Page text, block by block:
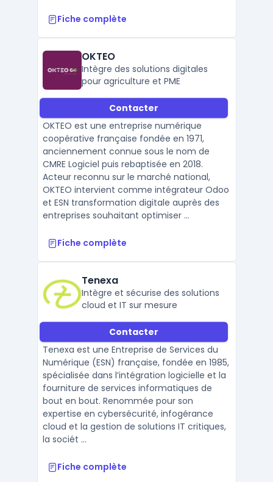
Fiche complète
OKTEO
Intègre des solutions digitales
pour agriculture et PME
Contacter
OKTEO est une entreprise numérique
coopérative française fondée en 1971,
anciennement connue sous le nom de
CMRE Logiciel puis rebaptisée en 2018.
Acteur reconnu sur le marché national,
OKTEO intervient comme intégrateur Odoo
et ESN transformation digitale auprès des
entreprises souhaitant optimiser ...
Fiche complète
Tenexa
Intègre et sécurise des solutions
cloud et IT sur mesure
Contacter
Tenexa est une Entreprise de Services du
Numérique (ESN) française, fondée en 1985,
spécialisée dans l’intégration logicielle et la
fourniture de services informatiques de
bout en bout. Renommée pour son
expertise en cybersécurité, infogérance
cloud et la gestion de solutions IT critiques,
la sociét ...
Fiche complète